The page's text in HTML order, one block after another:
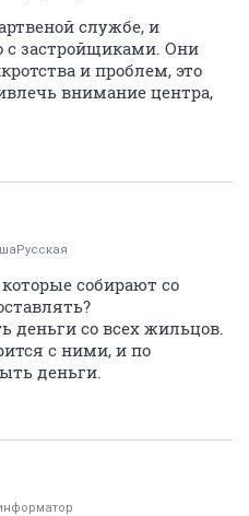
службе, и
с застройщиками. Они
и проблем, это
внимание центра,
собирают со
деньги со всех жильцов.
с ними, и по
деньги.